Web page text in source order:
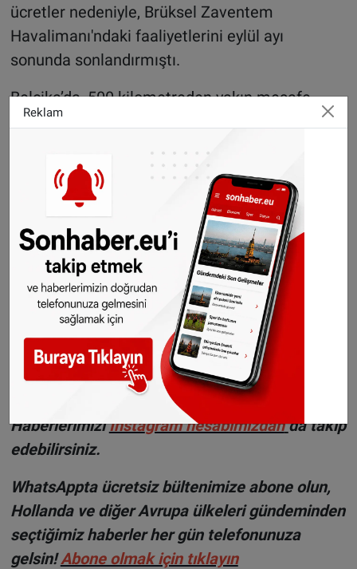
ücretler nedeniyle, Brüksel Zaventem
Havalimanı'ndaki faaliyetlerini eylül ayı
sonunda sonlandırmıştı.
Belçika’da, 500 kilometreden yakın mesafe
uçuşlara yolcu başına 10 euro, daha uzak
vergi uygulama kararı alınmıştı.
Ryanair ile çalışanları arasında iş koşulları ve
ücretler konusunda sıklıkla anlaşmazlık
yaşanıyor. Bu nedenle Belçika'daki Ryanair
çalışanları haziran ayında da 3 günlük grev
kararı almış ve çok sayıda sefer bu nedenle
aksamıştı.
©Sonhaber.eu
Fotoğraf:Selia - Unsplash
Haberlerimizi İnstagram hesabımızdan da takip
edebilirsiniz.
WhatsAppta ücretsiz bültenimize abone olun,
Hollanda ve diğer Avrupa ülkeleri gündeminden
seçtiğimiz haberler her gün telefonunuza
gelsin!Abone olmak için tıklayın
Reklam